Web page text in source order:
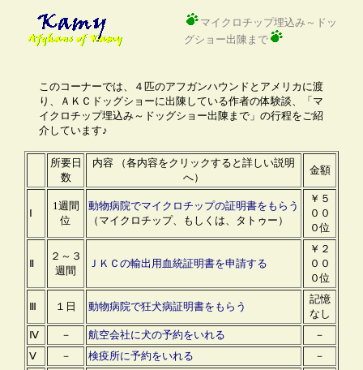
マイクロチップ埋込み～ドッ
グショー出陳まで
このコーナーでは、４匹のアフガンハウンドとアメリカに渡
り、ＡＫＣドッグショーに出陳している作者の体験談、「マ
イクロチップ埋込み～ドッグショー出陳まで」の行程をご紹
介しています♪
所要日
数
内容 （各内容をクリックすると詳しい説明
へ）
金額
Ⅰ
1週間
位
動物病院でマイクロチップの証明書をもらう
（マイクロチップ、もしくは、タトゥー）
￥５
００
０位
Ⅱ
２～３
週間
ＪＫＣの輸出用血統証明書を申請する
￥２
００
０位
Ⅲ １日 動物病院で狂犬病証明書をもらう
記憶
なし
Ⅳ
－ 航空会社に犬の予約をいれる
－
Ⅴ
－ 検疫所に予約をいれる －